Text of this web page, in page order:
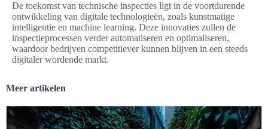
De toekomst van technische inspecties ligt in de voortdurende
ontwikkeling van digitale technologieën, zoals kunstmatige
intelligentie en machine learning. Deze innovaties zullen de
inspectieprocessen verder automatiseren en optimaliseren,
waardoor bedrijven competitiever kunnen blijven in een steeds
digitaler wordende markt.
Meer artikelen